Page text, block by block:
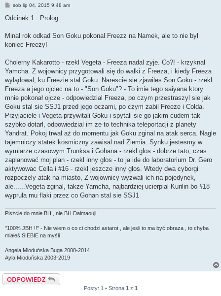
P
s
sob lip 04, 2015 9:48 am
Odcinek 1 : Prolog
Minal rok odkad Son Goku pokonal Freezz na Namek, ale to nie byl
koniec Freezy!
Cholerny Kakarotto - rzekl Vegeta - Freeza nadal zyje. Co?! - krzyknal
Yamcha. Z wojownicy przygotowali się do walki z Freeza, i kiedy Freeza
wylądowal, ku Freezie stal Goku. Narescie sie zjawiles Son Goku - rzekl
Freeza a jego ojciec na to - "Son Goku"? - To imie tego saiyana ktory
mnie pokonał ojcze - odpowiedzial Freeza, po czym przestraszyl sie jak
Goku stal sie SSJ1 przed jego oczami, po czym zabil Freeze i Colda.
Przyjaciele i Vegeta przywitali Goku i spytali sie go jakim cudem tak
szybko dotarl, odpowiedzial im ze to technika teleportacji z planety
Yandrat. Pokoj trwał aż do momentu jak Goku zginal na atak serca. Nagle
tajemniczy statek kosmiczny zawisal nad Ziemia. Synku jestesmy w
wymiarze czasowym Trunksa i Gohana - rzekl glos - dobrze tato, czas
zaplanować moj plan - rzekl inny głos - to ja ide do laboratorium Dr. Gero
aktywowac Cella i #16 - rzekl jeszcze inny glos. Wtedy dwa cyborgi
rozpoczely atak na miasto, Z wojownicy wyzwali ich na pojedynek,
ale......Vegeta zginal, takze Yamcha, najbardziej ucierpial Kurilin bo #18
wyprula mu flaki przez co Gohan stal sie SSJ1
Piszcie do mnie BH , nie BH Daimaouji
"100% JBH !!" - Nie wiem o co ci chodzi astarot , ale jesli to ma być obraza , to chyba
miałeś SIEBIE na myśli
Angela Mioduńska Buga 2008-2014
Ayla Mioduńska 2003-2019
ODPOWIEDZ
Posty: 1 • Strona 1 z 1